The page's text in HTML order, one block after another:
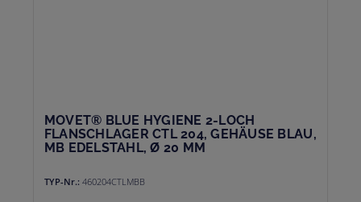
MOVET® BLUE HYGIENE 2-LOCH
FLANSCHLAGER CTL 204, GEHÄUSE BLAU,
MB EDELSTAHL, Ø 20 MM
TYP-Nr.: 460204CTLMBB